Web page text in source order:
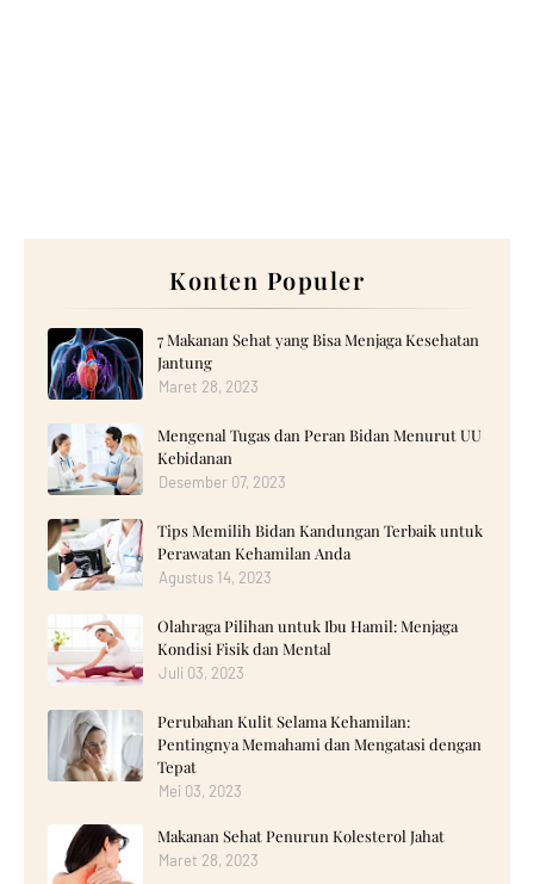
Konten Populer
7 Makanan Sehat yang Bisa Menjaga Kesehatan
Jantung
Maret 28, 2023
Mengenal Tugas dan Peran Bidan Menurut UU
Kebidanan
Desember 07, 2023
Tips Memilih Bidan Kandungan Terbaik untuk
Perawatan Kehamilan Anda
Agustus 14, 2023
Olahraga Pilihan untuk Ibu Hamil: Menjaga
Kondisi Fisik dan Mental
Juli 03, 2023
Perubahan Kulit Selama Kehamilan:
Pentingnya Memahami dan Mengatasi dengan
Tepat
Mei 03, 2023
Makanan Sehat Penurun Kolesterol Jahat
Maret 28, 2023